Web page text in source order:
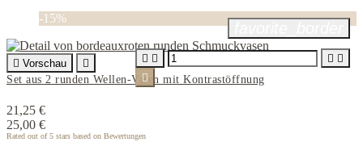
-15%
 Vorschau

Set aus 2 runden Wellen-Vasen mit Kontrastöffnung
21,25 €
25,00 €
Rated out of 5 stars based on Bewertungen
   
